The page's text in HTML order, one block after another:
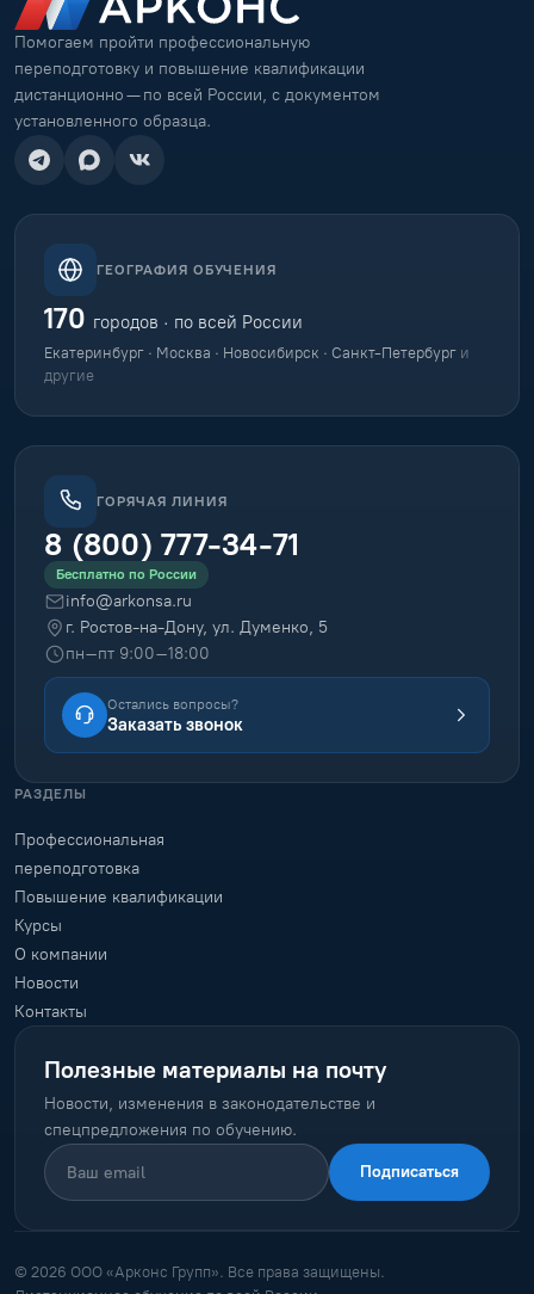
Помогаем пройти профессиональную
переподготовку и повышение квалификации
дистанционно — по всей России, с документом
установленного образца.
ГЕОГРАФИЯ ОБУЧЕНИЯ
170 городов · по всей России
Екатеринбург · Москва · Новосибирск · Санкт-Петербург и
другие
ГОРЯЧАЯ ЛИНИЯ
8 (800) 777-34-71
Бесплатно по России
info@arkonsa.ru
г. Ростов-на-Дону, ул. Думенко, 5
пн–пт 9:00–18:00
Остались вопросы?
Заказать звонок
РАЗДЕЛЫ
Профессиональная
переподготовка
Повышение квалификации
Курсы
О компании
Новости
Контакты
Полезные материалы на почту
Новости, изменения в законодательстве и
спецпредложения по обучению.
Подписаться
© 2026 ООО «Арконс Групп». Все права защищены.